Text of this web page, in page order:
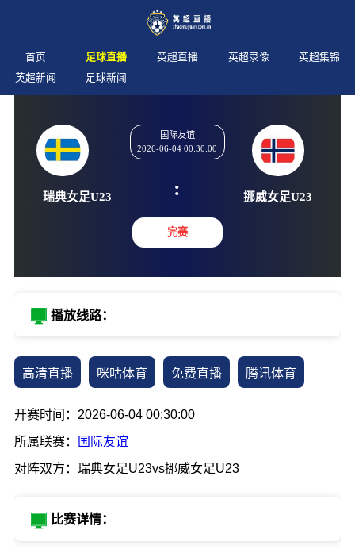
首页 足球直播 英超直播 英超录像
英超集锦
英超新闻
足球新闻
瑞典女足U23 :
播放线路：
高清直播 咪咕体育 免费直播 腾讯体育
开赛时间：2026-06-04 00:30:00
所属联赛：
国际友谊
对阵双方：瑞典女足U23vs挪威女足U23
比赛详情：